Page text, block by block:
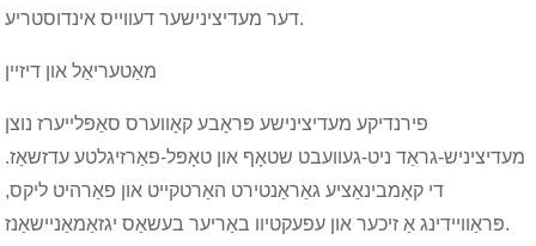
דער מעדיצינישער דעווייס אינדוסטריע.
מאַטעריאַל און דיזיין
פירנדיקע מעדיצינישע פּראָבע קאָווערס סאַפּלייערז נוצן
מעדיציניש-גראַד ניט-געוועבט שטאָף און טאָפּל-פאַרזיגלטע עדזשאַז.
די קאָמבינאַציע גאַראַנטירט האַרטקייט און פאַרהיט ליקס,
פּראַוויידינג אַ זיכער און עפעקטיוו באַריער בעשאַס יגזאַמאַניישאַנז.